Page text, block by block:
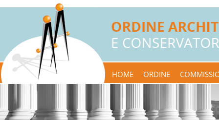
HOME ORDINE